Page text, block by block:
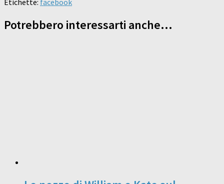
Etichette: facebook
Potrebbero interessarti anche...